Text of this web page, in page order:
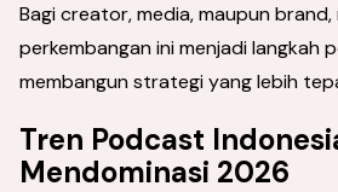
Bagi creator, media, maupun brand,
perkembangan ini menjadi langkah
membangun strategi yang lebih
Tren Podcast
Mendominasi 2026